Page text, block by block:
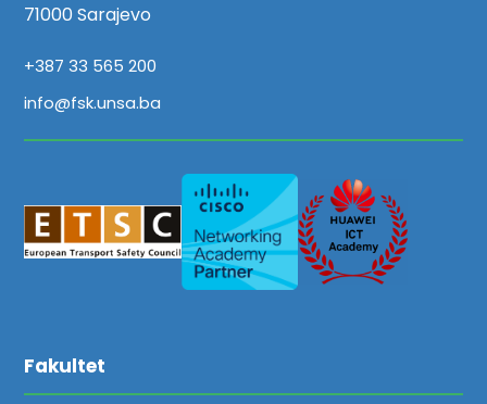
71000 Sarajevo
+387 33 565 200
info@fsk.unsa.ba
Fakultet